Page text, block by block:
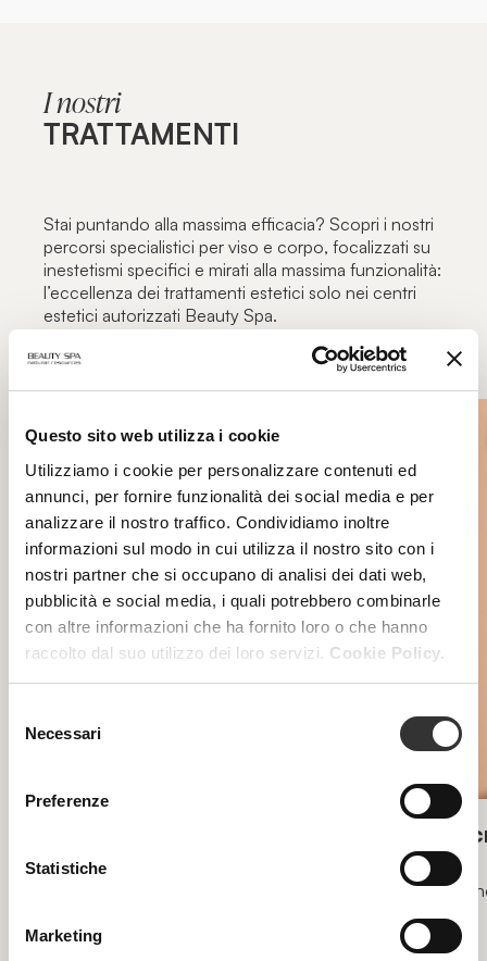
Questo sito web utilizza i cookie
Utilizziamo i cookie per personalizzare contenuti ed
annunci, per fornire funzionalità dei social media e per
analizzare il nostro traffico. Condividiamo inoltre
informazioni sul modo in cui utilizza il nostro sito con i
nostri partner che si occupano di analisi dei dati web,
pubblicità e social media, i quali potrebbero combinarle
con altre informazioni che ha fornito loro o che hanno
raccolto dal suo utilizzo dei loro servizi. Cookie Policy.
delNecessari
Preferenze
Statistiche
Marketing
I nostri
TRATTAMENTI
Stai puntando alla massima efficacia? Scopri i nostri
percorsi specialistici per viso e corpo, focalizzati su
inestetismi specifici e mirati alla massima funzionalità:
l’eccellenza dei trattamenti estetici solo nei centri
estetici autorizzati Beauty Spa.